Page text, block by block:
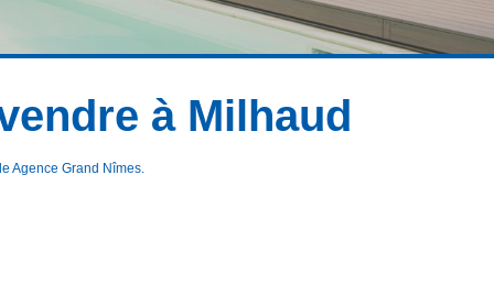
à Milhaud
Agence Grand Nîmes.